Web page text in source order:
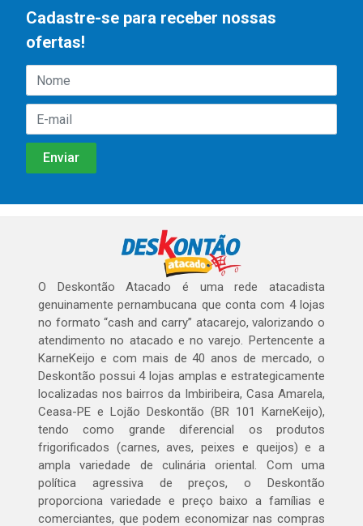
Cadastre-se para receber nossas
ofertas!
O Deskontão Atacado é uma rede atacadista
genuinamente pernambucana que conta com 4 lojas
no formato “cash and carry” atacarejo, valorizando o
atendimento no atacado e no varejo. Pertencente a
KarneKeijo e com mais de 40 anos de mercado, o
Deskontão possui 4 lojas amplas e estrategicamente
localizadas nos bairros da Imbiribeira, Casa Amarela,
Ceasa-PE e Lojão Deskontão (BR 101 KarneKeijo),
tendo como grande diferencial os produtos
frigorificados (carnes, aves, peixes e queijos) e a
ampla variedade de culinária oriental. Com uma
política agressiva de preços, o Deskontão
proporciona variedade e preço baixo a famílias e
comerciantes, que podem economizar nas compras